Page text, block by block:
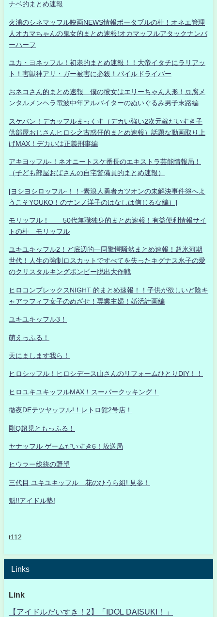
ナベ的まとめ速報
火浦のシネマッフル映画NEWS情報ポータブルの杜！オネエ管理
人オカマちゃんの鬼女的まとめ速報!オカマッフルアタックナンバ
ーハーフ
ユカ・ヨネッフル！初老的まとめ速報！！大帝イタチにラリアッ
ト！害獣神アリ・ガー被害に必殺！パイルドライバー
おネコさん的まとめ速報 僕の彼女はエリーちゃん人形！豆腐メ
ンタルメンヘラ電波中年アルバイターのぬいぐるみ男子末路編
スケバン！デカッフルまっくす（デカい強い2次元嫁だいすき子
供部屋おじさんヒロシ之古惑仔的まとめ速報）話題な動画取り上
げMAX！デカいは正義刑事編
アキヨッフル-！ネオニートスケ番長のエキストラ芸能情報局！
（子ども部屋おばさんの自宅警備員的まとめ速報）
[ヨシヨシロッフル-！！-素浪人勇者カツオンの未解決事件簿へよ
うこそYOUKO！のナンノ洋子のはなしは信じるな編）]
モリッフル！ 50代無職独身的まとめ速報！有益便利情報サイ
トの杜 モリッフル
ユキユキッフル2！ど底辺的一同驚愕騒然まとめ速報！超氷河期
世代！人生の強制ロスカットですべてを失ったキグナス氷子の愛
のクリスタルキングボンビー脱出大作戦
ヒロコンプレックスNIGHT 的まとめ速報！！子供が欲しいど陰キ
ャアラフィフ女子のめざせ！専業主婦！婚活計画編
ユキユキッフル3！
萌えっふる！
天にまします我ら！
ヒロシッフル！ヒロシデース山さんのリフォームひとりDIY！！
ヒロユキユキッフルMAX！スーパークッキング！
徹夜DEテツヤッフル!！レトロ館2号店！
剛Q超児ともっふる！
ヤナッフル ゲームだいすき6！放送局
ヒウラー総統の野望
三代目 ユキユキッフル 花のひうら組! 見参！
魁!!アイドル塾!
t112
Links
Link
【アイドルだいすき！2】「IDOL DAISUKI！」